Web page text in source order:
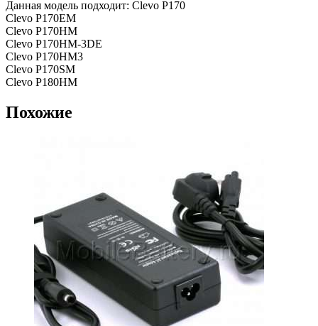
Данная модель подходит: Clevo P170
Clevo P170EM
Clevo P170HM
Clevo P170HM-3DE
Clevo P170HM3
Clevo P170SM
Clevo P180HM
Похожие